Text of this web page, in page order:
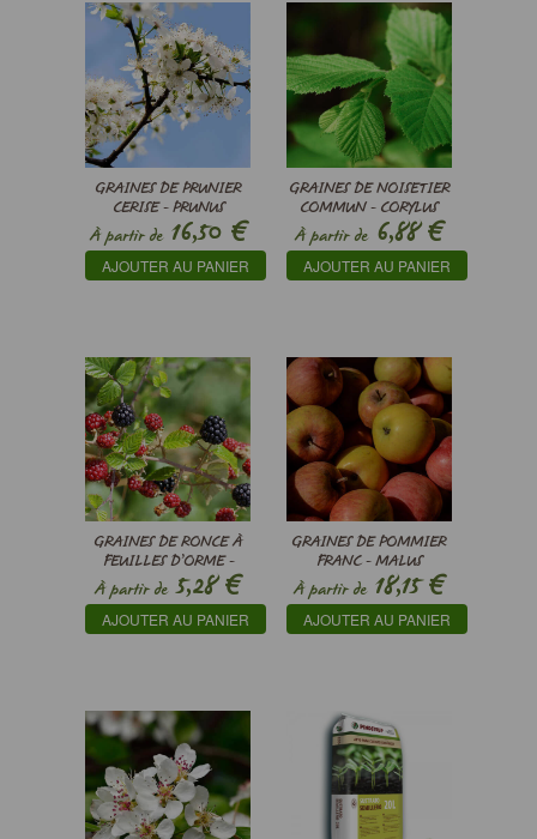
GRAINES DE PRUNIER
CERISE - PRUNUS
CERASIFERA
À partir de16,50€
AJOUTER AU PANIER
GRAINES DE NOISETIER
COMMUN - CORYLUS
AVELLANA
À partir de6,88€
AJOUTER AU PANIER
GRAINES DE RONCE À
FEUILLES D’ORME -
RUBUS ULMIFOLIUS
À partir de5,28€
AJOUTER AU PANIER
GRAINES DE POMMIER
FRANC - MALUS
COMMUNIS
À partir de18,15€
AJOUTER AU PANIER